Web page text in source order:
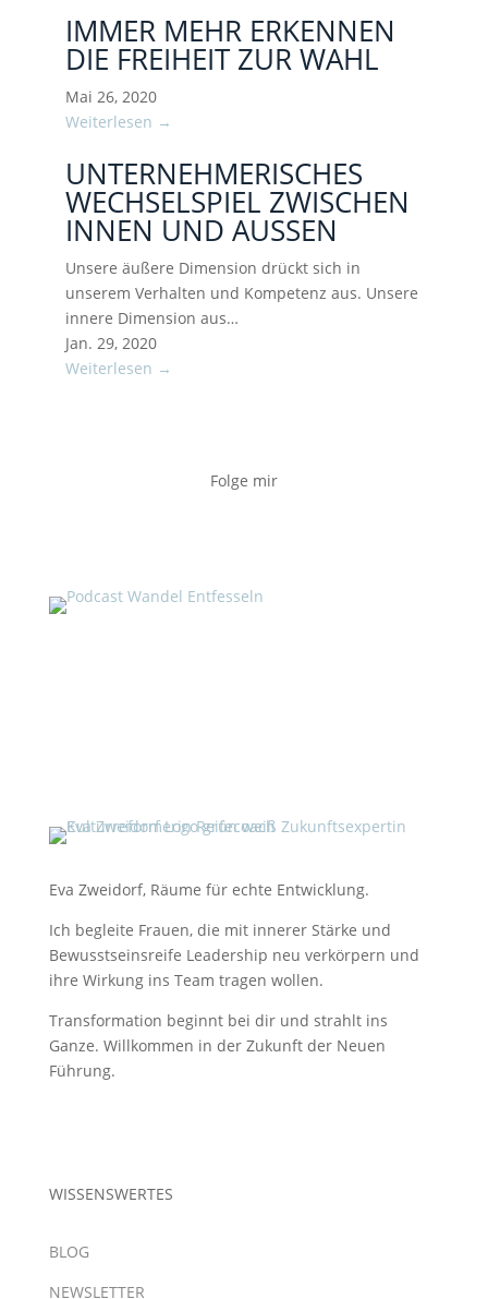
IMMER MEHR ERKENNEN
DIE FREIHEIT ZUR WAHL
Mai 26, 2020
Weiterlesen →
UNTERNEHMERISCHES
WECHSELSPIEL ZWISCHEN
INNEN UND AUSSEN
Unsere äußere Dimension drückt sich in
unserem Verhalten und Kompetenz aus. Unsere
innere Dimension aus…
Jan. 29, 2020
Weiterlesen →
Folge mir
Eva Zweidorf, Räume für echte Entwicklung.
Ich begleite Frauen, die mit innerer Stärke und
Bewusstseinsreife Leadership neu verkörpern und
ihre Wirkung ins Team tragen wollen.
Transformation beginnt bei dir und strahlt ins
Ganze. Willkommen in der Zukunft der Neuen
Führung.
WISSENSWERTES
BLOG
NEWSLETTER